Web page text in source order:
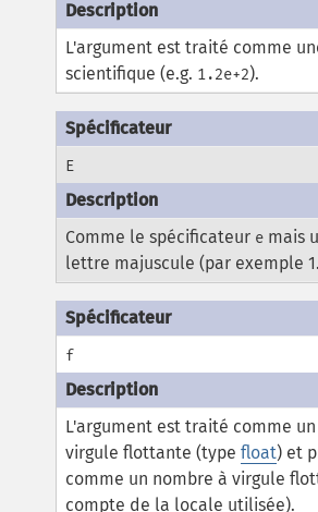
L'argument est traité comme
scientifique (e.g. 1.2e+2).
E
Comme le spécificateur e mais
lettre majuscule (par exemple
f
L'argument est traité comme
virgule flottante (typefloat) et
comme un nombre à virgule
compte de la locale utilisée).